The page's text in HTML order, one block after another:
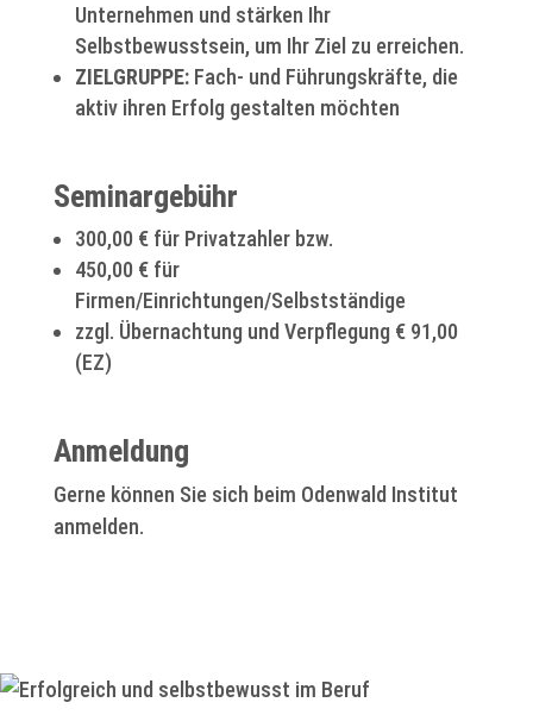
Unternehmen und stärken Ihr
Selbstbewusstsein, um Ihr Ziel zu erreichen.
ZIELGRUPPE:Fach- und Führungskräfte, die
aktiv ihren Erfolg gestalten möchten
Seminargebühr
300,00 € für Privatzahler bzw.
450,00 € für
Firmen/Einrichtungen/Selbstständige
zzgl. Übernachtung und Verpflegung € 91,00
(EZ)
Anmeldung
Gerne können Sie sich beim Odenwald Institut
anmelden.